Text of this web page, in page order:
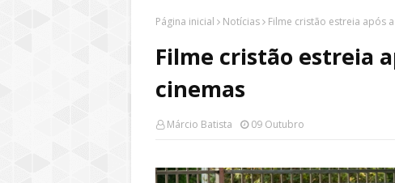
Página inicial Notícias Filme cristão estreia após
Filme cristão estreia
cinemas
Márcio Batista 09 Outubro